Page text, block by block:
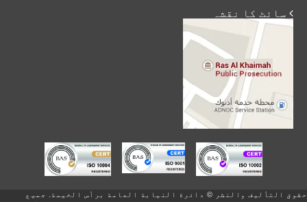
 سائٹ کا نقشہ
حقوق التأليف والنشر © دائرة النيابة العامة برأس الخيمة. جميع